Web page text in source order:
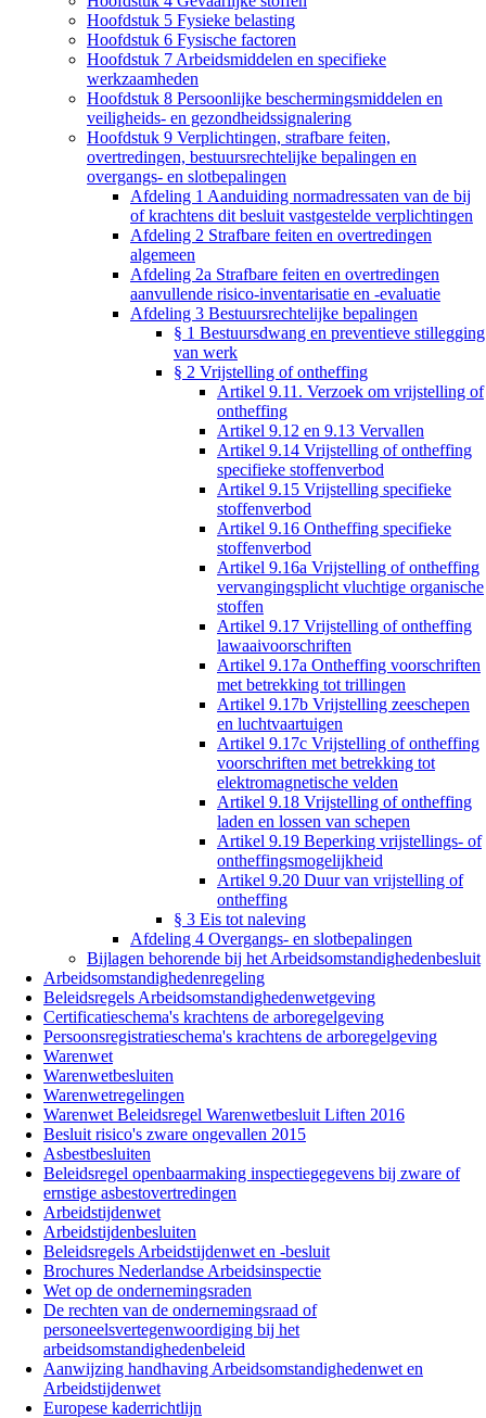
Hoofdstuk 5 Fysieke belasting
Hoofdstuk 6 Fysische factoren
Hoofdstuk 7 Arbeidsmiddelen en specifieke
werkzaamheden
Hoofdstuk 8 Persoonlijke beschermingsmiddelen en
veiligheids- en gezondheidssignalering
Hoofdstuk 9 Verplichtingen, strafbare feiten,
overtredingen, bestuursrechtelijke bepalingen en
overgangs- en slotbepalingen
Afdeling 1 Aanduiding normadressaten van de bij
of krachtens dit besluit vastgestelde verplichtingen
Afdeling 2 Strafbare feiten en overtredingen
algemeen
Afdeling 2a Strafbare feiten en overtredingen
aanvullende risico-inventarisatie en -evaluatie
Afdeling 3 Bestuursrechtelijke bepalingen
§ 1 Bestuursdwang en preventieve stillegging
van werk
§ 2 Vrijstelling of ontheffing
Artikel 9.11. Verzoek om vrijstelling of
ontheffing
Artikel 9.12 en 9.13 Vervallen
Artikel 9.14 Vrijstelling of ontheffing
specifieke stoffenverbod
Artikel 9.15 Vrijstelling specifieke
stoffenverbod
Artikel 9.16 Ontheffing specifieke
stoffenverbod
Artikel 9.16a Vrijstelling of ontheffing
vervangingsplicht vluchtige organische
stoffen
Artikel 9.17 Vrijstelling of ontheffing
lawaaivoorschriften
Artikel 9.17a Ontheffing voorschriften
met betrekking tot trillingen
Artikel 9.17b Vrijstelling zeeschepen
en luchtvaartuigen
Artikel 9.17c Vrijstelling of ontheffing
voorschriften met betrekking tot
elektromagnetische velden
Artikel 9.18 Vrijstelling of ontheffing
laden en lossen van schepen
Artikel 9.19 Beperking vrijstellings- of
ontheffingsmogelijkheid
Artikel 9.20 Duur van vrijstelling of
ontheffing
§ 3 Eis tot naleving
Afdeling 4 Overgangs- en slotbepalingen
Bijlagen behorende bij het Arbeidsomstandighedenbesluit
Arbeidsomstandighedenregeling
Beleidsregels Arbeidsomstandighedenwetgeving
Certificatieschema's krachtens de arboregelgeving
Persoonsregistratieschema's krachtens de arboregelgeving
Warenwet
Warenwetbesluiten
Warenwetregelingen
Warenwet Beleidsregel Warenwetbesluit Liften 2016
Besluit risico's zware ongevallen 2015
Asbestbesluiten
Beleidsregel openbaarmaking inspectiegegevens bij zware of
ernstige asbestovertredingen
Arbeidstijdenwet
Arbeidstijdenbesluiten
Beleidsregels Arbeidstijdenwet en -besluit
Brochures Nederlandse Arbeidsinspectie
Wet op de ondernemingsraden
De rechten van de ondernemingsraad of
personeelsvertegenwoordiging bij het
arbeidsomstandighedenbeleid
Aanwijzing handhaving Arbeidsomstandighedenwet en
Arbeidstijdenwet
Europese kaderrichtlijn